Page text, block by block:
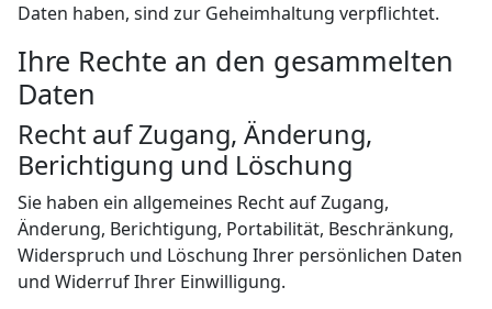
Daten haben, sind zur Geheimhaltung verpflichtet.
Ihre Rechte an den gesammelten
Daten
Recht auf Zugang, Änderung,
Berichtigung und Löschung
Sie haben ein allgemeines Recht auf Zugang,
Änderung, Berichtigung, Portabilität, Beschränkung,
Widerspruch und Löschung Ihrer persönlichen Daten
und Widerruf Ihrer Einwilligung.